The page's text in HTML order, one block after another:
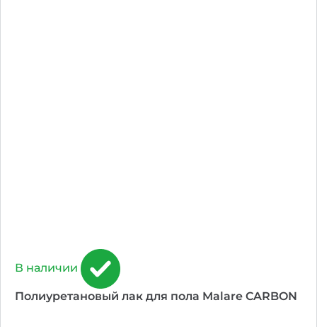
В наличии
Полиуретановый лак для пола Malare CARBON